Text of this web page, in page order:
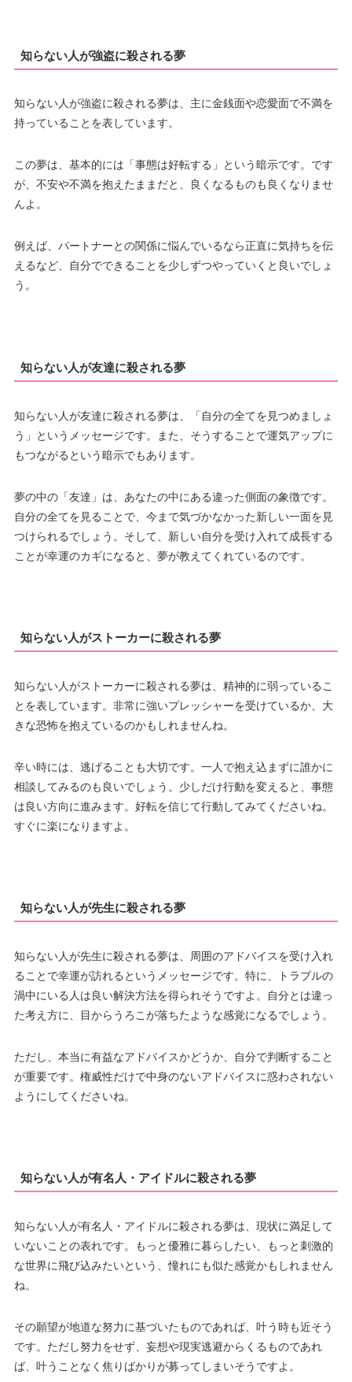
知らない人が強盗に殺される夢
知らない人が強盗に殺される夢は、主に金銭面や恋愛面で不満を
持っていることを表しています。
この夢は、基本的には「事態は好転する」という暗示です。です
が、不安や不満を抱えたままだと、良くなるものも良くなりませ
んよ。
例えば、パートナーとの関係に悩んでいるなら正直に気持ちを伝
えるなど、自分でできることを少しずつやっていくと良いでしょ
う。
知らない人が友達に殺される夢
知らない人が友達に殺される夢は、「自分の全てを見つめましょ
う」というメッセージです。また、そうすることで運気アップに
もつながるという暗示でもあります。
夢の中の「友達」は、あなたの中にある違った側面の象徴です。
自分の全てを見ることで、今まで気づかなかった新しい一面を見
つけられるでしょう。そして、新しい自分を受け入れて成長する
ことが幸運のカギになると、夢が教えてくれているのです。
知らない人がストーカーに殺される夢
知らない人がストーカーに殺される夢は、精神的に弱っているこ
とを表しています。非常に強いプレッシャーを受けているか、大
きな恐怖を抱えているのかもしれませんね。
辛い時には、逃げることも大切です。一人で抱え込まずに誰かに
相談してみるのも良いでしょう。少しだけ行動を変えると、事態
は良い方向に進みます。好転を信じて行動してみてくださいね。
すぐに楽になりますよ。
知らない人が先生に殺される夢
知らない人が先生に殺される夢は、周囲のアドバイスを受け入れ
ることで幸運が訪れるというメッセージです。特に、トラブルの
渦中にいる人は良い解決方法を得られそうですよ。自分とは違っ
た考え方に、目からうろこが落ちたような感覚になるでしょう。
ただし、本当に有益なアドバイスかどうか、自分で判断すること
が重要です。権威性だけで中身のないアドバイスに惑わされない
ようにしてくださいね。
知らない人が有名人・アイドルに殺される夢
知らない人が有名人・アイドルに殺される夢は、現状に満足して
いないことの表れです。もっと優雅に暮らしたい、もっと刺激的
な世界に飛び込みたいという、憧れにも似た感覚かもしれません
ね。
その願望が地道な努力に基づいたものであれば、叶う時も近そう
です。ただし努力をせず、妄想や現実逃避からくるものであれ
ば、叶うことなく焦りばかりが募ってしまいそうですよ。